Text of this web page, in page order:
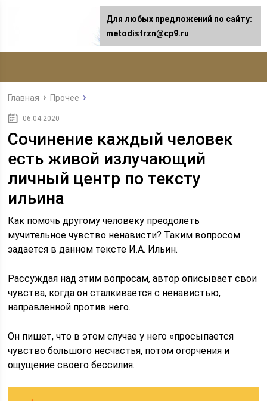
Главная Прочее
06.04.2020
Сочинение каждый человек
есть живой излучающий
личный центр по тексту
ильина
Как помочь другому человеку преодолеть
мучительное чувство ненависти? Таким вопросом
задается в данном тексте И.А. Ильин.
Рассуждая над этим вопросам, автор описывает свои
чувства, когда он сталкивается с ненавистью,
направленной против него.
Он пишет, что в этом случае у него «просыпается
чувство большого несчастья, потом огорчения и
ощущение своего бессилия.
Для любых предложений по сайту:
metodistrzn@cp9.ru